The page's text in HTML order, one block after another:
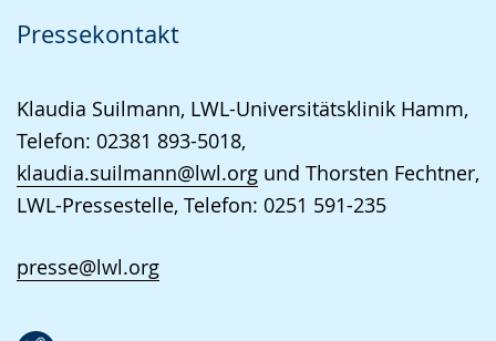
Pressekontakt
Klaudia Suilmann, LWL-Universitätsklinik Hamm,
Telefon: 02381 893-5018,
klaudia.suilmann@lwl.org und Thorsten Fechtner,
LWL-Pressestelle, Telefon: 0251 591-235
presse@lwl.org